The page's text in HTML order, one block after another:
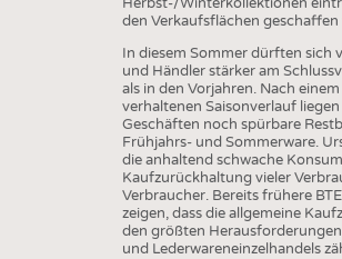
den Verkaufsflächen geschaffen
In diesem Sommer dürften sich
und Händler stärker am
als in den Vorjahren. Nach
verhaltenen Saisonverlauf
Geschäften noch spürbare
Frühjahrs- und Sommerware.
die anhaltend schwache
Kaufzurückhaltung vieler
Verbraucher. Bereits frühere
zeigen, dass die allgemeine
den größten
und Lederwareneinzelhandels